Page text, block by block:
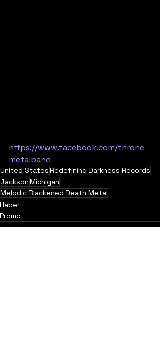
https://www.facebook.com/throne
metalband
United StatesRedefining Darkness Records
JacksonMichigan
Melodic Blackened Death Metal
Haber
Promo